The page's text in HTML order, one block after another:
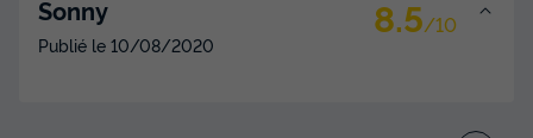
Sonny 8.5/10
Publié le 10/08/2020